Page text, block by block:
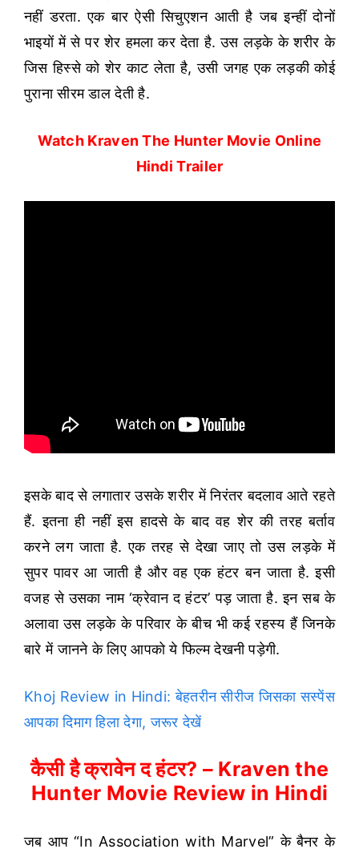
नहीं डरता. एक बार ऐसी सिचुएशन आती है जब इन्हीं दोनों
भाइयों में से पर शेर हमला कर देता है. उस लड़के के शरीर के
जिस हिस्से को शेर काट लेता है, उसी जगह एक लड़की कोई
पुराना सीरम डाल देती है.
Watch Kraven The Hunter Movie Online
Hindi Trailer
इसके बाद से लगातार उसके शरीर में निरंतर बदलाव आते रहते
हैं. इतना ही नहीं इस हादसे के बाद वह शेर की तरह बर्ताव
करने लग जाता है. एक तरह से देखा जाए तो उस लड़के में
सुपर पावर आ जाती है और वह एक हंटर बन जाता है. इसी
वजह से उसका नाम ‘क्रेवान द हंटर’ पड़ जाता है. इन सब के
अलावा उस लड़के के परिवार के बीच भी कई रहस्य हैं जिनके
बारे में जानने के लिए आपको ये फिल्म देखनी पड़ेगी.
Khoj Review in Hindi: बेहतरीन सीरीज जिसका सस्पेंस
आपका दिमाग हिला देगा, जरूर देखें
कैसी है क्रावेन द हंटर? – Kraven the
Hunter Movie Review in Hindi
जब आप “In Association with Marvel” के बैनर के